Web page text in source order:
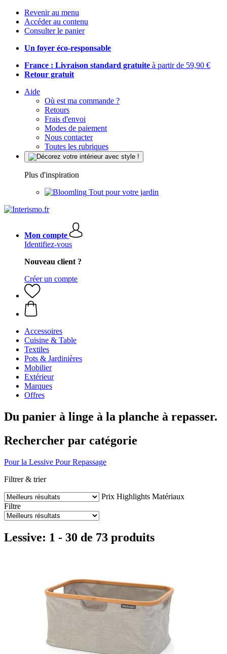
Revenir au menu
Accéder au contenu
Consulter le panier
Un foyer éco-responsable
France : Livraison standard gratuite à partir de 59,90 €
Retour gratuit
Aide
Où est ma commande ?
Retours
Frais d'envoi
Modes de paiement
Nous contacter
Toutes les rubriques
Plus d'inspiration
Tout pour votre jardin
Mon compte
Identifiez-vous
Nouveau client ?
Créer un compte
Accessoires
Cuisine & Table
Textiles
Pots & Jardinières
Mobilier
Extérieur
Marques
Offres
Du panier à linge à la planche à repasser.
Rechercher par catégorie
Pour la Lessive Pour Repassage
Filtrer & trier
Prix Highlights Matériaux
Filtre
Lessive: 1 - 30 de 73 produits